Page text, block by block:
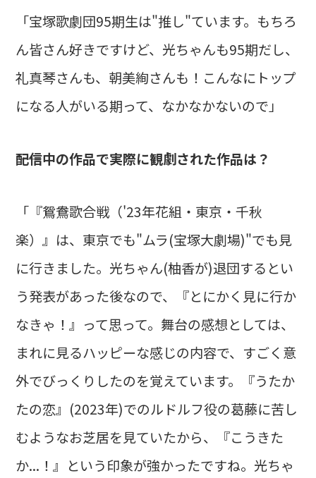
「宝塚歌劇団95期生は"推し"ています。もちろ
ん皆さん好きですけど、光ちゃんも95期だし、
礼真琴さんも、朝美絢さんも！こんなにトップ
になる人がいる期って、なかなかないので」
――配信中の作品で実際に観劇された作品は？
「『鴛鴦歌合戦（'23年花組・東京・千秋
楽）』は、東京でも"ムラ(宝塚大劇場)"でも見
に行きました。光ちゃん(柚香が)退団するとい
う発表があった後なので、『とにかく見に行か
なきゃ！』って思って。舞台の感想としては、
まれに見るハッピーな感じの内容で、すごく意
外でびっくりしたのを覚えています。『うたか
たの恋』(2023年)でのルドルフ役の葛藤に苦し
むようなお芝居を見ていたから、『こうきた
か...！』という印象が強かったですね。光ちゃ